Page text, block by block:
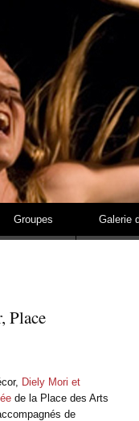
Groupes Galerie
Place
Diely Mori et
de la Place des Arts
de